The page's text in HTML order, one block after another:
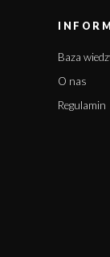
Baza
O nas
Regulamin